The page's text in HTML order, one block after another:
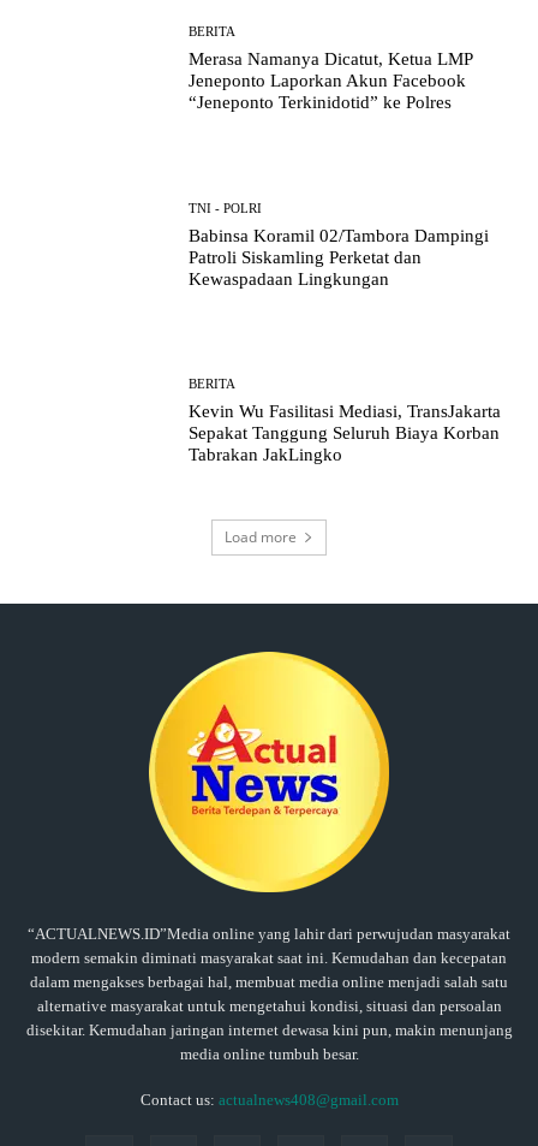
BERITA
Merasa Namanya Dicatut, Ketua LMP
Jeneponto Laporkan Akun Facebook
“Jeneponto Terkinidotid” ke Polres
TNI - POLRI
Babinsa Koramil 02/Tambora Dampingi
Patroli Siskamling Perketat dan
Kewaspadaan Lingkungan
BERITA
Kevin Wu Fasilitasi Mediasi, TransJakarta
Sepakat Tanggung Seluruh Biaya Korban
Tabrakan JakLingko
Load more
“ACTUALNEWS.ID”Media online yang lahir dari perwujudan masyarakat
modern semakin diminati masyarakat saat ini. Kemudahan dan kecepatan
dalam mengakses berbagai hal, membuat media online menjadi salah satu
alternative masyarakat untuk mengetahui kondisi, situasi dan persoalan
disekitar. Kemudahan jaringan internet dewasa kini pun, makin menunjang
media online tumbuh besar.
Contact us: actualnews408@gmail.com